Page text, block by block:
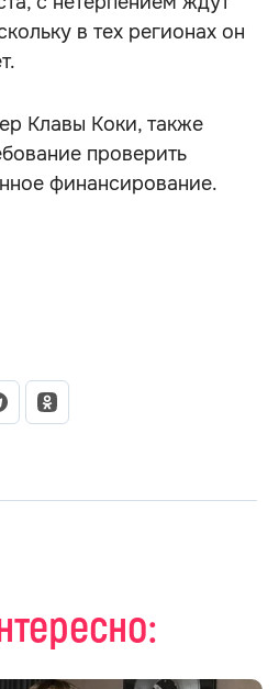
в тех регионах он
Клавы Коки, также
проверить
финансирование.